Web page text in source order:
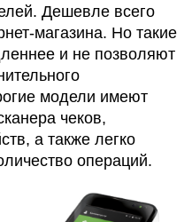
Дешевле всего
магазина. Но такие
и не позволяют
модели имеют
чеков,
а также легко
операций.